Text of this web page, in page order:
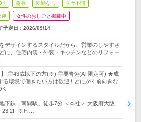
急募 転勤なし 学歴不問
迎 女性のおしごと掲載中
予定日： 2026/09/14
デザインするスタイルだから、営業のしやすさ
に、住宅内装・外装・キッチンなどのリフォー
】 ◎43歳以下の方(※) ◎要普免(AT限定可) ★成
る環境で働きたい方は歓迎！とにかく前向きな
下鉄「南巽駅」徒歩7分 ＜本社＞ 大阪府大阪
23 2F ※ヒ…